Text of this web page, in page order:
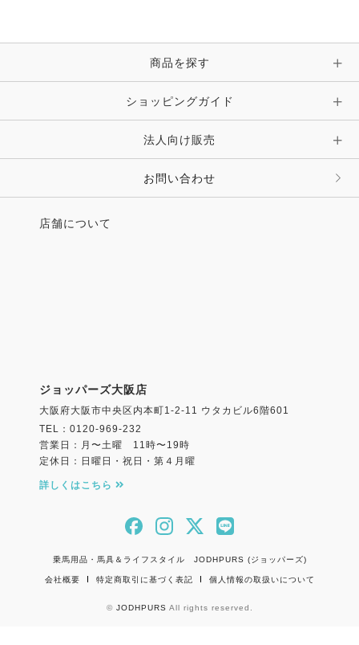
商品を探す
ショッピングガイド
法人向け販売
お問い合わせ
店舗について
ジョッパーズ大阪店
大阪府大阪市中央区内本町1-2-11 ウタカビル6階601
TEL：0120-969-232
営業日：月〜土曜 11時〜19時
定休日：日曜日・祝日・第４月曜
詳しくはこちら
乗馬用品・馬具＆ライフスタイル JODHPURS (ジョッパーズ)
会社概要 特定商取引に基づく表記 個人情報の取扱いについて
© JODHPURS All rights reserved.